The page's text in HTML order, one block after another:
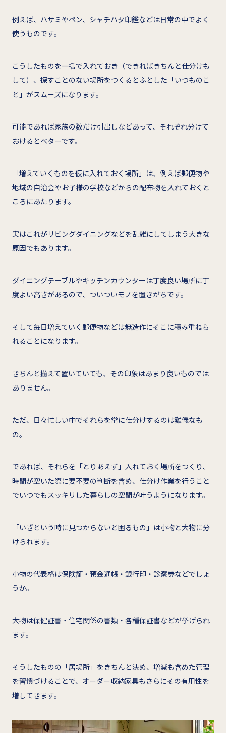
例えば、ハサミやペン、シャチハタ印鑑などは日常の中でよく
使うものです。
こうしたものを一括で入れておき（できればきちんと仕分けも
して）、探すことのない場所をつくるとふとした「いつものこ
と」がスムーズになります。
可能であれば家族の数だけ引出しなどあって、それぞれ分けて
おけるとベターです。
「増えていくものを仮に入れておく場所」は、例えば郵便物や
地域の自治会やお子様の学校などからの配布物を入れておくと
ころにあたります。
実はこれがリビングダイニングなどを乱雑にしてしまう大きな
原因でもあります。
ダイニングテーブルやキッチンカウンターは丁度良い場所に丁
度よい高さがあるので、ついついモノを置きがちです。
そして毎日増えていく郵便物などは無造作にそこに積み重ねら
れることになります。
きちんと揃えて置いていても、その印象はあまり良いものでは
ありません。
ただ、日々忙しい中でそれらを常に仕分けするのは難儀なも
の。
であれば、それらを「とりあえず」入れておく場所をつくり、
時間が空いた際に要不要の判断を含め、仕分け作業を行うこと
でいつでもスッキリした暮らしの空間が叶うようになります。
「いざという時に見つからないと困るもの」は小物と大物に分
けられます。
小物の代表格は保険証・預金通帳・銀行印・診察券などでしょ
うか。
大物は保健証書・住宅関係の書類・各種保証書などが挙げられ
ます。
そうしたものの「居場所」をきちんと決め、増減も含めた管理
を習慣づけることで、オーダー収納家具もさらにその有用性を
増してきます。